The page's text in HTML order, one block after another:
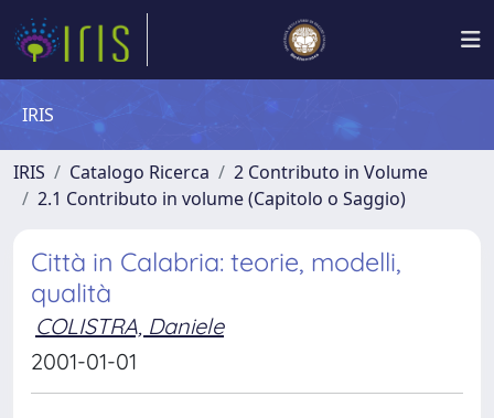
IRIS
IRIS Catalogo Ricerca
2 Contributo in Volume
2.1 Contributo in volume (Capitolo o Saggio)
Città in Calabria: teorie, modelli,
qualità
COLISTRA, Daniele
2001-01-01